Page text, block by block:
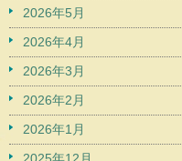
2026年5月
2026年4月
2026年3月
2026年2月
2026年1月